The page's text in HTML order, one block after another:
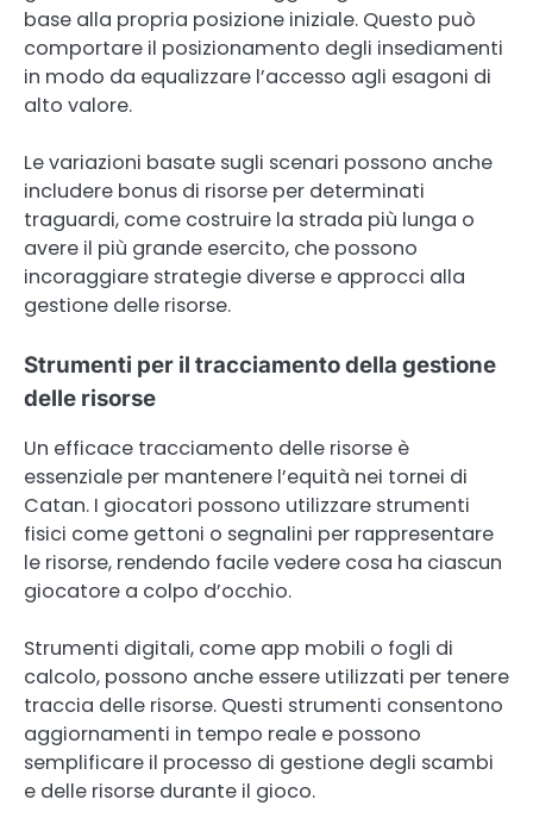
base alla propria posizione iniziale. Questo può
comportare il posizionamento degli insediamenti
in modo da equalizzare l’accesso agli esagoni di
alto valore.
Le variazioni basate sugli scenari possono anche
includere bonus di risorse per determinati
traguardi, come costruire la strada più lunga o
avere il più grande esercito, che possono
incoraggiare strategie diverse e approcci alla
gestione delle risorse.
Strumenti per il tracciamento della gestione
delle risorse
Un efficace tracciamento delle risorse è
essenziale per mantenere l’equità nei tornei di
Catan. I giocatori possono utilizzare strumenti
fisici come gettoni o segnalini per rappresentare
le risorse, rendendo facile vedere cosa ha ciascun
giocatore a colpo d’occhio.
Strumenti digitali, come app mobili o fogli di
calcolo, possono anche essere utilizzati per tenere
traccia delle risorse. Questi strumenti consentono
aggiornamenti in tempo reale e possono
semplificare il processo di gestione degli scambi
e delle risorse durante il gioco.